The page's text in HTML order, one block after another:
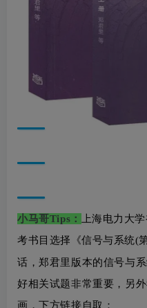
小马哥Tips： 上海电力大
考书目选择《信号与系统(
话，郑君里版本的信号与
好相关试题非常重要， 另外
画，下方链接自取：